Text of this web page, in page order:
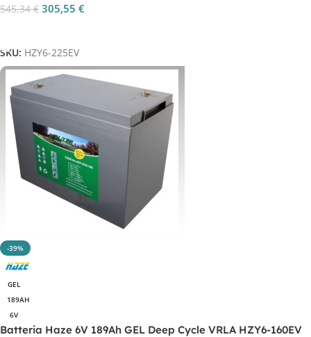
545,34€ 305,55 €
SKU: HZY6-225EV
-39%
GEL
189AH
6V
Batteria Haze 6V 189Ah GEL Deep Cycle VRLA HZY6-160EV